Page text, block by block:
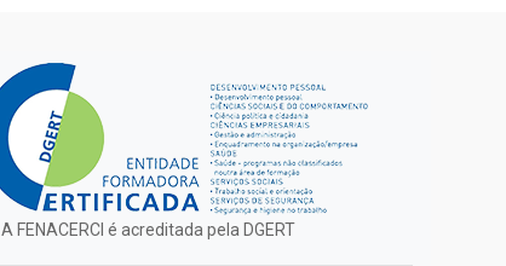
A FENACERCI é acreditada pela DGERT